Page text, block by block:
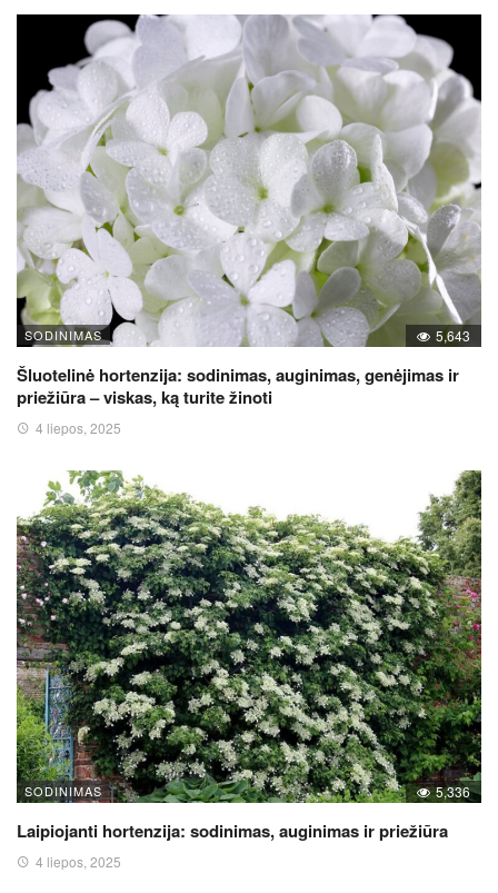
SODINIMAS 5,643
Šluotelinė hortenzija: sodinimas, auginimas, genėjimas ir
priežiūra – viskas, ką turite žinoti
4 liepos, 2025
SODINIMAS 5,336
Laipiojanti hortenzija: sodinimas, auginimas ir priežiūra
4 liepos, 2025